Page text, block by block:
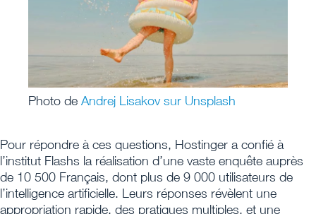
Photo de Andrej Lisakov sur Unsplash
Pour répondre à ces questions, Hostinger a confié à
l’institut Flashs la réalisation d’une vaste enquête auprès
de 10 500 Français, dont plus de 9 000 utilisateurs de
l’intelligence artificielle. Leurs réponses révèlent une
appropriation rapide, des pratiques multiples, et une